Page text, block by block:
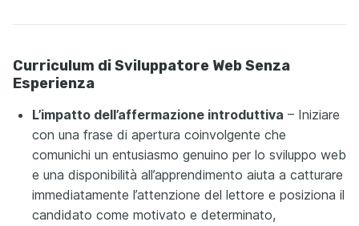
Curriculum di Sviluppatore Web Senza
Esperienza
L’impatto dell’affermazione introduttiva – Iniziare
con una frase di apertura coinvolgente che
comunichi un entusiasmo genuino per lo sviluppo web
e una disponibilità all’apprendimento aiuta a catturare
immediatamente l’attenzione del lettore e posiziona il
candidato come motivato e determinato,